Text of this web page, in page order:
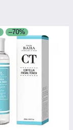
–70%